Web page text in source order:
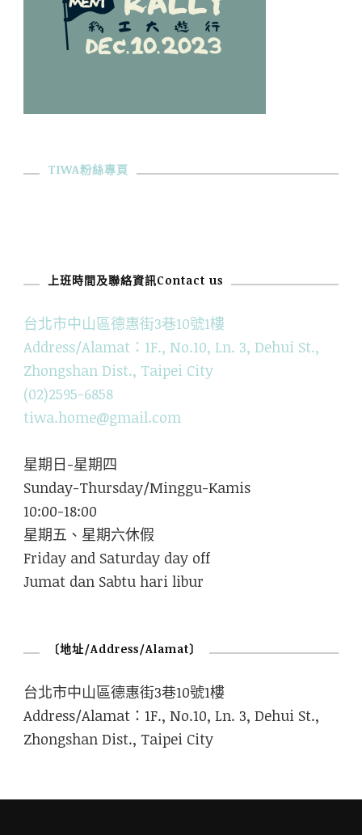
TIWA粉絲專頁
上班時間及聯絡資訊Contact us
台北市中山區德惠街3巷10號1樓
Address/Alamat：1F., No.10, Ln. 3, Dehui St.,
Zhongshan Dist., Taipei City
(02)2595-6858
tiwa.home@gmail.com
星期日-星期四
Sunday-Thursday/Minggu-Kamis
10:00-18:00
星期五、星期六休假
Friday and Saturday day off
Jumat dan Sabtu hari libur
〔地址/Address/Alamat〕
台北市中山區德惠街3巷10號1樓
Address/Alamat：1F., No.10, Ln. 3, Dehui St.,
Zhongshan Dist., Taipei City